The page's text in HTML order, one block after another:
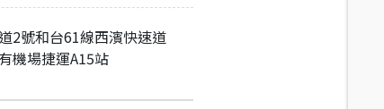
2號和台61線西濱快速道
機場捷運A15站